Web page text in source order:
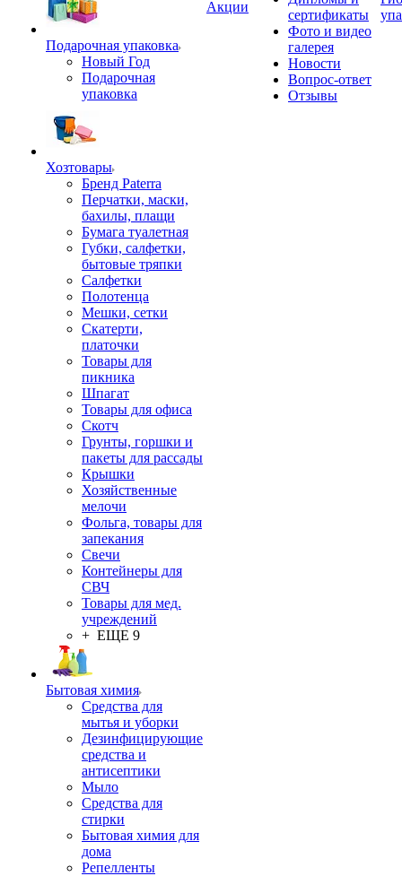
Подарочная упаковка
Новый Год
Подарочная
упаковка
Хозтовары
Бренд Paterra
Перчатки, маски,
бахилы, плащи
Бумага туалетная
Губки, салфетки,
бытовые тряпки
Салфетки
Полотенца
Мешки, сетки
Скатерти,
платочки
Товары для
пикника
Шпагат
Товары для офиса
Скотч
Грунты, горшки и
пакеты для рассады
Крышки
Хозяйственные
мелочи
Фольга, товары для
запекания
Свечи
Контейнеры для
СВЧ
Товары для мед.
учреждений
+ ЕЩЕ 9
Бытовая химия
Средства для
мытья и уборки
Дезинфицирующие
средства и
антисептики
Мыло
Средства для
стирки
Бытовая химия для
дома
Репелленты
Акции
сертификаты
Фото и видео
галерея
Новости
Вопрос-ответ
Отзывы